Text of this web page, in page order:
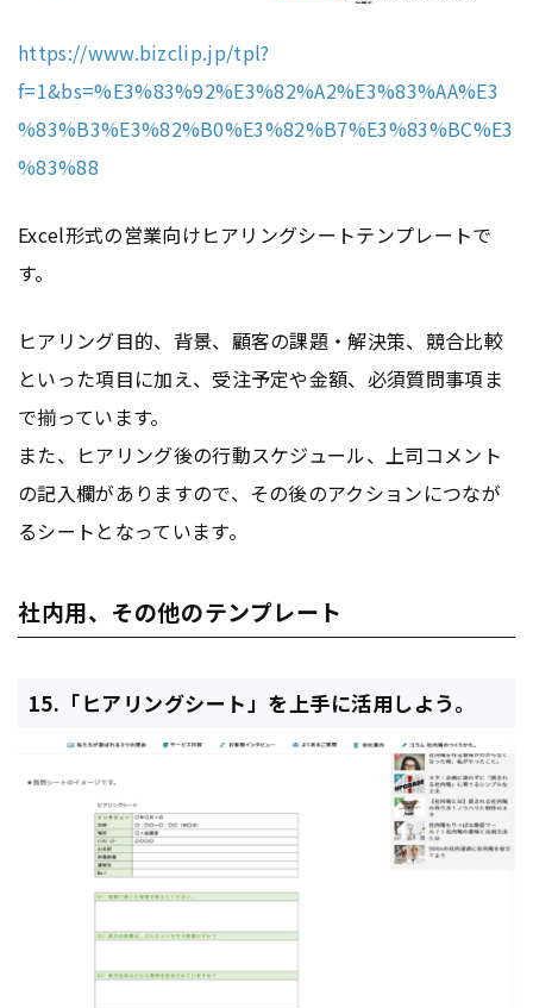
https://www.bizclip.jp/tpl?
f=1&bs=%E3%83%92%E3%82%A2%E3%83%AA%E3
%83%B3%E3%82%B0%E3%82%B7%E3%83%BC%E3
%83%88
Excel形式の営業向けヒアリングシートテンプレートで
す。
ヒアリング目的、背景、顧客の課題・解決策、競合比較
といった項目に加え、受注予定や金額、必須質問事項ま
で揃っています。
また、ヒアリング後の行動スケジュール、上司コメント
の記入欄がありますので、その後のアクションにつなが
るシートとなっています。
社内用、その他のテンプレート
15.「ヒアリングシート」を上手に活用しよう。